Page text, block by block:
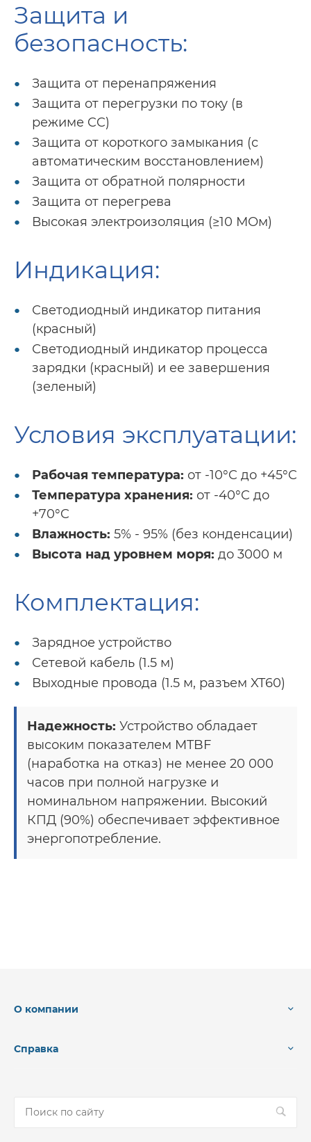
Защита и
безопасность:
Защита от перенапряжения
Защита от перегрузки по току (в
режиме CC)
Защита от короткого замыкания (с
автоматическим восстановлением)
Защита от обратной полярности
Защита от перегрева
Высокая электроизоляция (≥10 МОм)
Индикация:
Светодиодный индикатор питания
(красный)
Светодиодный индикатор процесса
зарядки (красный) и ее завершения
(зеленый)
Условия эксплуатации:
Рабочая температура: от -10°C до +45°C
Температура хранения: от -40°C до
+70°C
Влажность: 5% - 95% (без конденсации)
Высота над уровнем моря: до 3000 м
Комплектация:
Зарядное устройство
Сетевой кабель (1.5 м)
Выходные провода (1.5 м, разъем XT60)
Надежность: Устройство обладает
высоким показателем MTBF
(наработка на отказ) не менее 20 000
часов при полной нагрузке и
номинальном напряжении. Высокий
КПД (90%) обеспечивает эффективное
энергопотребление.
О компании
Справка